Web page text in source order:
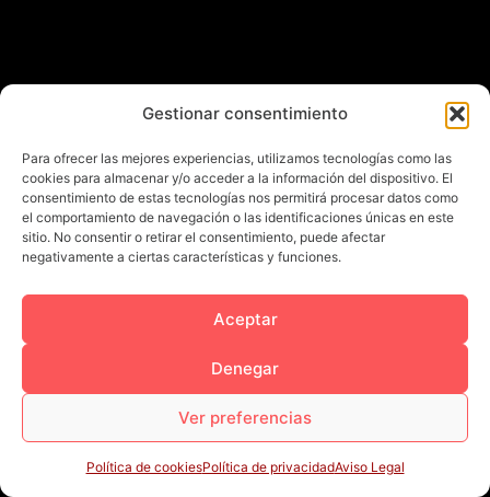
Gestionar consentimiento
Para ofrecer las mejores experiencias, utilizamos tecnologías como las
cookies para almacenar y/o acceder a la información del dispositivo. El
consentimiento de estas tecnologías nos permitirá procesar datos como
el comportamiento de navegación o las identificaciones únicas en este
sitio. No consentir o retirar el consentimiento, puede afectar
negativamente a ciertas características y funciones.
Aceptar
Denegar
Ver preferencias
Política de cookiesPolítica de privacidadAviso Legal